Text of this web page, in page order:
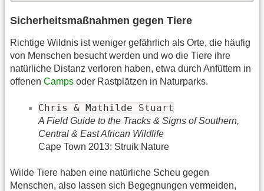
Sicherheitsmaßnahmen gegen Tiere
Richtige Wildnis ist weniger gefährlich als Orte, die häufig
von Menschen besucht werden und wo die Tiere ihre
natürliche Distanz verloren haben, etwa durch Anfüttern in
offenen Camps oder Rastplätzen in Naturparks.
Chris & Mathilde Stuart
A Field Guide to the Tracks & Signs of Southern,
Central & East African Wildlife
Cape Town 2013: Struik Nature
Wilde Tiere haben eine natürliche Scheu gegen
Menschen, also lassen sich Begegnungen vermeiden,